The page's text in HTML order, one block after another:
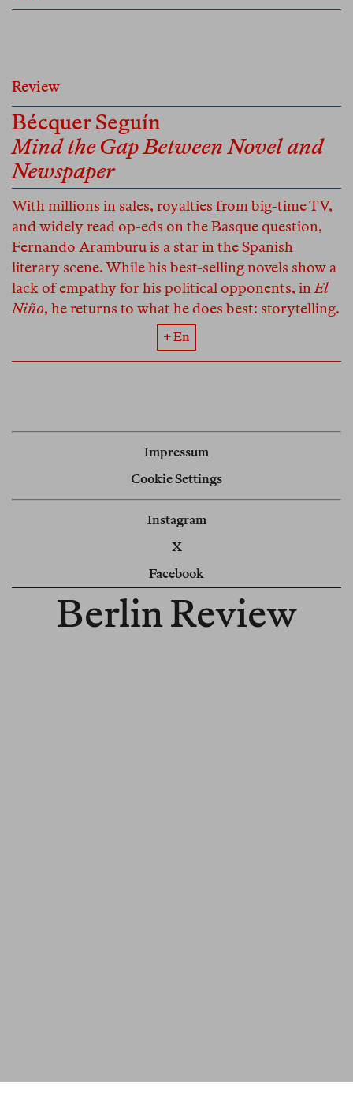
Review
Bécquer Seguín
Mind the Gap Between Novel and
Newspaper
With millions in sales, royalties from big-time TV,
and widely read op-eds on the Basque question,
Fernando Aramburu is a star in the Spanish
literary scene. While his best-selling novels show a
lack of empathy for his political opponents, inEl
Niño, he returns to what he does best: storytelling.
+ En
Impressum
Cookie Settings
Instagram
X
Facebook
Berlin Review